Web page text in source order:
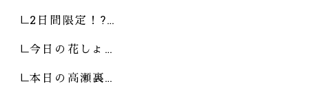
2日間限定！?…
今日の花しょ…
本日の高瀬裏…